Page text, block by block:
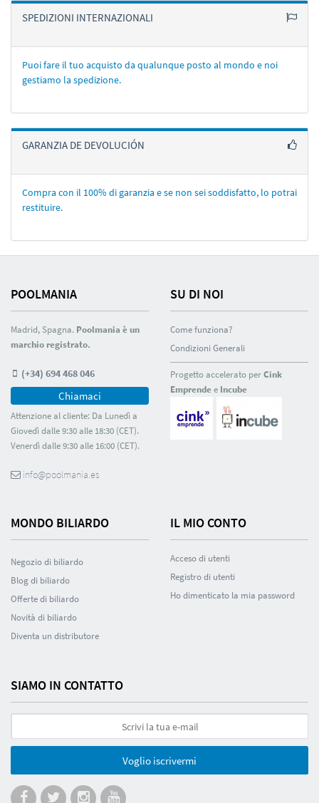
SPEDIZIONI INTERNAZIONALI
Puoi fare il tuo acquisto da qualunque posto al mondo e noi
gestiamo la spedizione.
GARANZIA DE DEVOLUCIÓN
Compra con il 100% di garanzia e se non sei soddisfatto, lo potrai
restituire.
POOLMANIA
Madrid, Spagna. Poolmania è un
marchio registrato.
(+34) 694 468 046
Chiamaci
Attenzione al cliente: Da Lunedì a
Giovedì dalle 9:30 alle 18:30 (CET).
Venerdì dalle 9:30 alle 16:00 (CET).
info@poolmania.es
SU DI NOI
Come funziona?
Condizioni Generali
Progetto accelerato perCink
Emprendee Incube
MONDO BILIARDO
Negozio di biliardo
Blog di biliardo
Offerte di biliardo
Novità di biliardo
Diventa un distributore
IL MIO CONTO
Acceso di utenti
Registro di utenti
Ho dimenticato la mia password
SIAMO IN CONTATTO
Voglio iscrivermi